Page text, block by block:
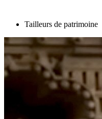
Tailleurs de patrimoine